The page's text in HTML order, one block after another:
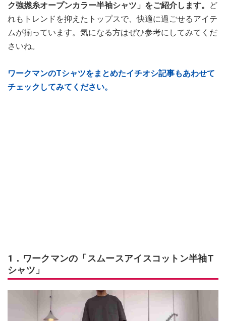
ク強撚糸オープンカラー半袖シャツ」をご紹介します。
ど
れもトレンドを抑えたトップスで、快適に過ごせるアイテ
ムが揃っています。気になる方はぜひ参考にしてみてくだ
さいね。
ワークマンのTシャツをまとめたイチオシ記事もあわせて
チェックしてみてください。
1．ワークマンの「スムースアイスコットン半袖T
シャツ」